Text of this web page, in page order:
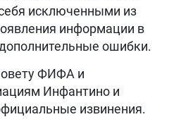
исключенными из
информации в
ошибки.
ФИФА и
Инфантино и
извинения.